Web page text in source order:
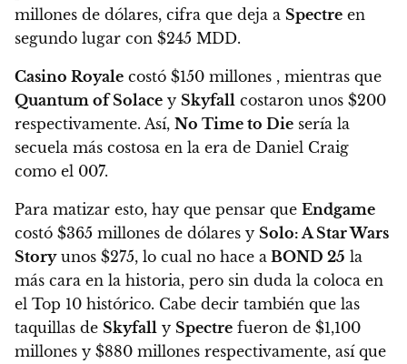
millones de dólares, cifra que deja a Spectre en
segundo lugar con $245 MDD.
Casino Royale costó $150 millones , mientras que
Quantum of Solace y Skyfall costaron unos $200
respectivamente. Así, No Time to Die sería la
secuela más costosa en la era de Daniel Craig
como el 007.
Para matizar esto, hay que pensar que Endgame
costó $365 millones de dólares y Solo: A Star Wars
Storyunos $275, lo cual no hace a BOND 25 la
más cara en la historia, pero sin duda la coloca en
el Top 10 histórico. Cabe decir también que las
taquillas de Skyfall y Spectre fueron de $1,100
millones y $880 millones respectivamente, así que